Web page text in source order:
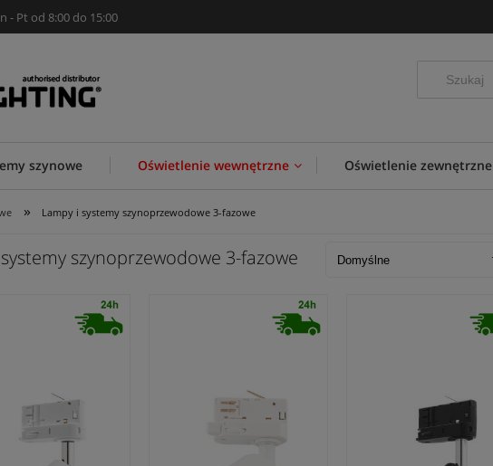
- Pt od 8:00 do 15:00
szynowe Oświetlenie wewnętrzne Oświetlenie zewnętrzne
» Lampy i systemy szynoprzewodowe 3-fazowe
szynoprzewodowe 3-fazowe